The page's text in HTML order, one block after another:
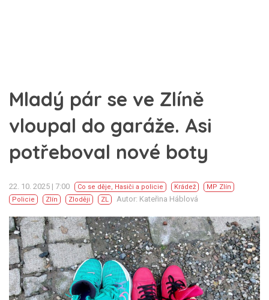
Mladý pár se ve Zlíně
vloupal do garáže. Asi
potřeboval nové boty
22. 10. 2025 | 7:00 Co se děje, Hasiči a policie Krádež
MP Zlín
Policie
Zlín Zloději ZL Autor: Kateřina Háblová